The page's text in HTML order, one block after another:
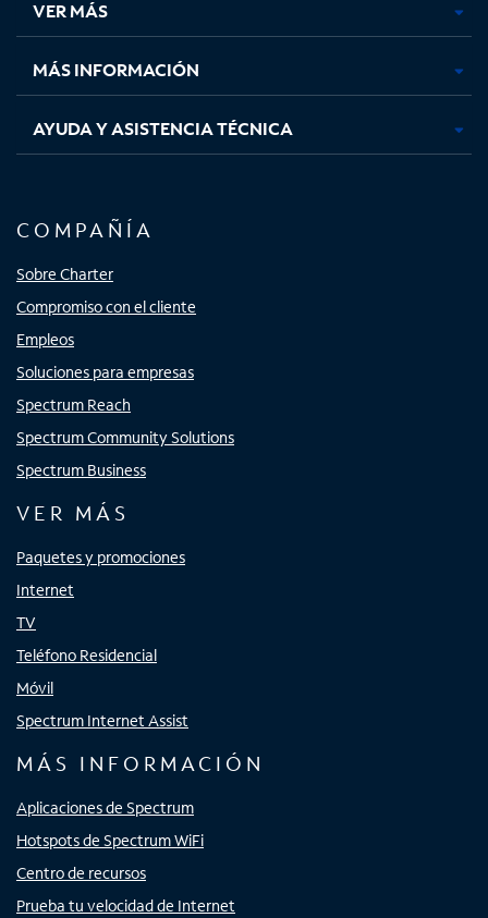
pestaña
nueva
pestaña
nueva
pestaña
nuevanueva
VER MÁS
MÁS INFORMACIÓN
AYUDA Y ASISTENCIA TÉCNICA
COMPAÑÍA
Sobre Charter
Compromiso con el cliente
Empleos
Soluciones para empresas
Spectrum Reach
Spectrum Community Solutions
Spectrum Business
VER MÁS
Paquetes y promociones
Internet
TV
Teléfono Residencial
Móvil
Spectrum Internet Assist
MÁS INFORMACIÓN
Aplicaciones de Spectrum
Hotspots de Spectrum WiFi
Centro de recursos
Prueba tu velocidad de Internet